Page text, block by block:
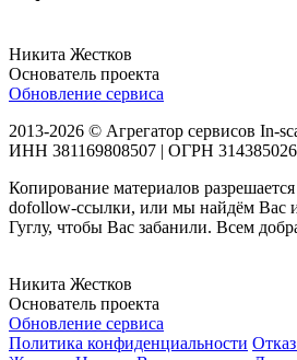
Никита Жестков
Основатель проекта
Обновление сервиса
2013-2026 © Агрегатор сервисов In-
ИНН 381169808507 | ОГРН
Копирование материалов
dofollow-ссылки, или мы найдём Вас
Гуглу, чтобы Вас забанили. Всем
Никита Жестков
Основатель проекта
Обновление сервиса
Политика конфиденциальности